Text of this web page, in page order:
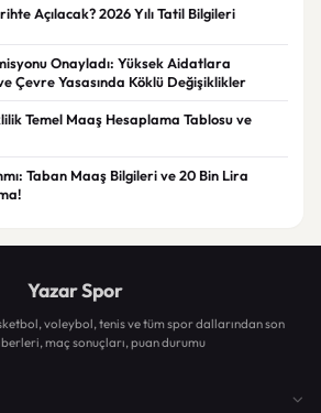
Açılacak? 2026 Yılı Tatil Bilgileri
Onayladı: Yüksek Aidatlara
Çevre Yasasında Köklü Değişiklikler
Temel Maaş Hesaplama Tablosu ve
Taban Maaş Bilgileri ve 20 Bin Lira
Yazar Spor
voleybol, tenis ve tüm spor dallarından son
maç sonuçları, puan durumu